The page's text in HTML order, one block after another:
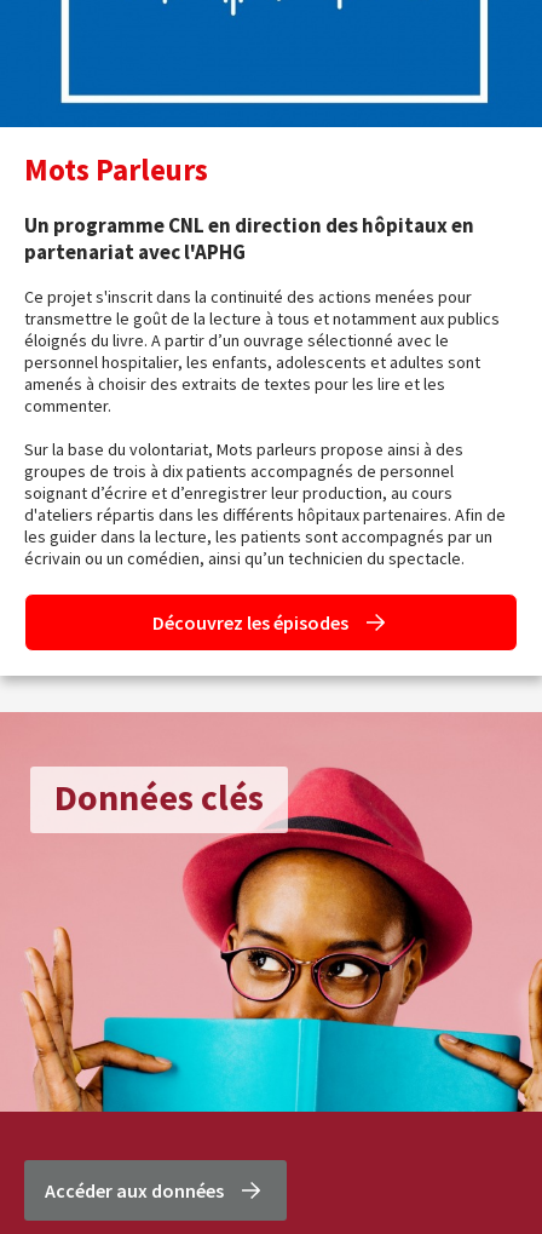
Mots Parleurs
Un programme CNL en direction des hôpitaux en
partenariat avec l'APHG
Ce projet s'inscrit dans la continuité des actions menées pour
transmettre le goût de la lecture à tous et notamment aux publics
éloignés du livre. A partir d’un ouvrage sélectionné avec le
personnel hospitalier, les enfants, adolescents et adultes sont
amenés à choisir des extraits de textes pour les lire et les
commenter.
Sur la base du volontariat, Mots parleurs propose ainsi à des
groupes de trois à dix patients accompagnés de personnel
soignant d’écrire et d’enregistrer leur production, au cours
d'ateliers répartis dans les différents hôpitaux partenaires. Afin de
les guider dans la lecture, les patients sont accompagnés par un
écrivain ou un comédien, ainsi qu’un technicien du spectacle.
Découvrez les épisodes
Données clés
Accéder aux données